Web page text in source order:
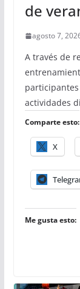
de
agosto 7,
A través de
actividades
Comparte esto:
X
Me gusta esto: